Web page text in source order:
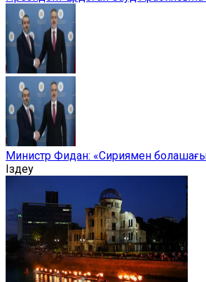
Министр Фидан: «Сириямен
Іздеу